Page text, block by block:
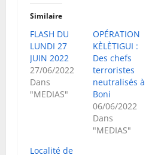
Similaire
FLASH DU
LUNDI 27
JUIN 2022
27/06/2022
Dans
"MEDIAS"
OPÉRATION
KÈLÈTIGUI :
Des chefs
terroristes
neutralisés à
Boni
06/06/2022
Dans
"MEDIAS"
Localité de